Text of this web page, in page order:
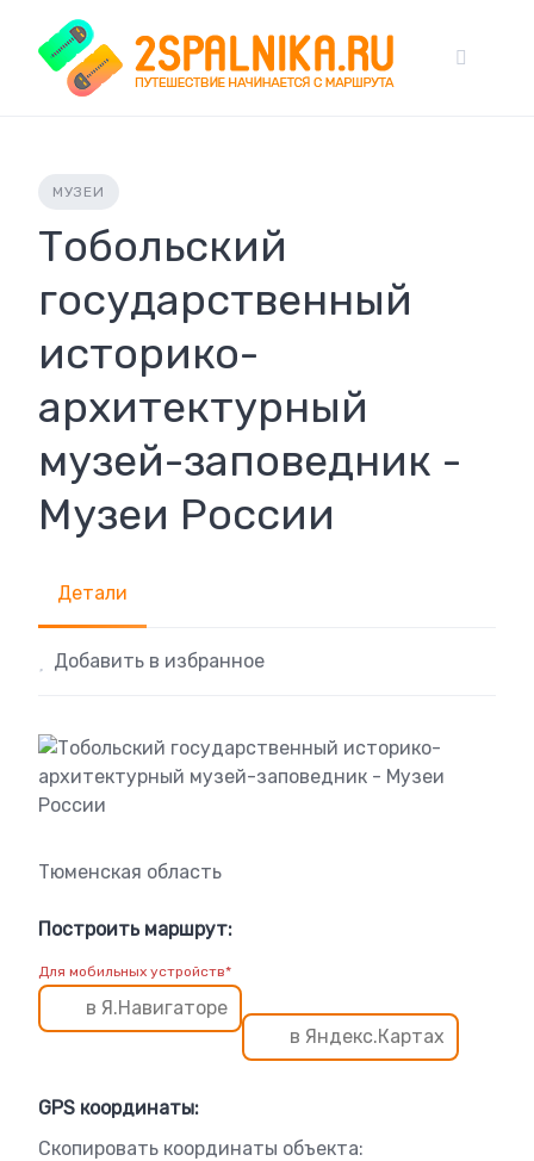
content
МУЗЕИ
Тобольский
государственный
историко-
архитектурный
музей-заповедник -
Музеи России
Детали
Добавить в избранное
Тюменская область
Построить маршрут:
Для мобильных устройств*
в Я.Навигаторе
в Яндекс.Картах
GPS координаты:
Скопировать координаты объекта: